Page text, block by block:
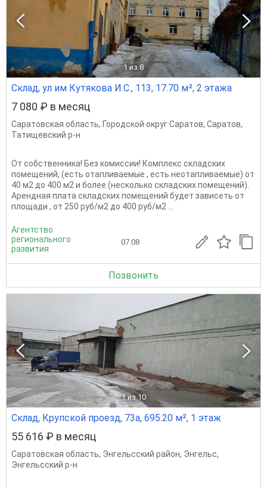
1 из 8
Склад, ул им Кутякова И.С., 113, 17.70 м², 2 этажа
7 080 ₽ в месяц
Саратовская область, Городской округ Саратов, Саратов,
Татищевский р-н
От собственника! Без комиссии! Комплекс складских
помещений, (есть отапливаемые , есть неотапливаемые) от
40 м2 до 400 м2 и более (несколько складских помещений).
Арендная плата складских помещений будет зависеть от
площади , от 250 руб/м2 до 400 руб/м2 ...
Агентство
регионального
развития
07.08
Позвонить
1 из 10
Склад, Крупской проезд, 73а, 695.20 м², 1 этаж
55 616 ₽ в месяц
Саратовская область, Энгельсский район, Энгельс,
Энгельсский р-н